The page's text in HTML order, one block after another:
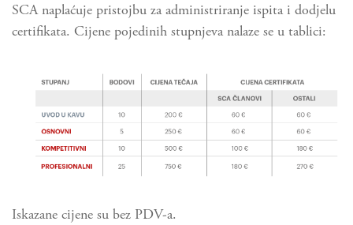
SCA naplaćuje pristojbu za administriranje ispita i dodjelu
certifikata. Cijene pojedinih stupnjeva nalaze se u tablici:
Iskazane cijene su bez PDV-a.